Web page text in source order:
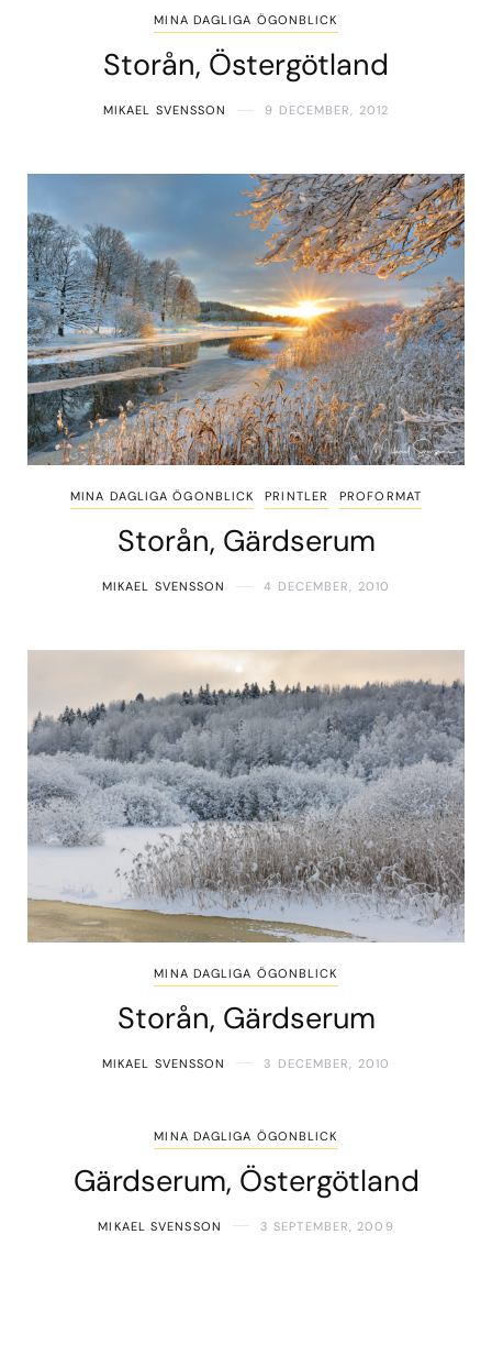
MINA DAGLIGA ÖGONBLICK
Storån, Östergötland
MIKAEL SVENSSON 9 DECEMBER, 2012
MINA DAGLIGA ÖGONBLICK PRINTLER PROFORMAT
Storån, Gärdserum
MIKAEL SVENSSON 4 DECEMBER, 2010
MINA DAGLIGA ÖGONBLICK
Storån, Gärdserum
MIKAEL SVENSSON 3 DECEMBER, 2010
MINA DAGLIGA ÖGONBLICK
Gärdserum, Östergötland
MIKAEL SVENSSON 3 SEPTEMBER, 2009